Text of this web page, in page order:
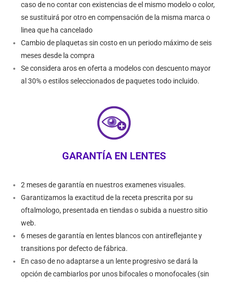
caso de no contar con existencias de el mismo modelo o color,
se sustituirá por otro en compensación de la misma marca o
linea que ha cancelado
Cambio de plaquetas sin costo en un periodo máximo de seis
meses desde la compra
Se considera aros en oferta a modelos con descuento mayor
al 30% o estilos seleccionados de paquetes todo incluido.
GARANTÍA EN LENTES
2 meses de garantía en nuestros examenes visuales.
Garantizamos la exactitud de la receta prescrita por su
oftalmologo, presentada en tiendas o subida a nuestro sitio
web.
6 meses de garantía en lentes blancos con antireflejante y
transitions por defecto de fábrica.
En caso de no adaptarse a un lente progresivo se dará la
opción de cambiarlos por unos bifocales o monofocales (sin